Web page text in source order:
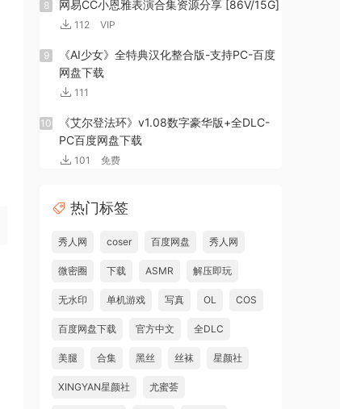
8 网易CC小恩雅表演合集资源分享 [86V/15G]
112 VIP
9
《AI少女》全特典汉化整合版-支持PC-百度
网盘下载
111
10
《艾尔登法环》v1.08数字豪华版+全DLC-
PC百度网盘下载
101 免费
热门标签
秀人网 coser 百度网盘 秀人网
微密圈 下载 ASMR 解压即玩
无水印 单机游戏 写真 OL COS
百度网盘下载 官方中文 全DLC
美腿 合集 黑丝 丝袜 星颜社
XINGYAN星颜社 尤蜜荟